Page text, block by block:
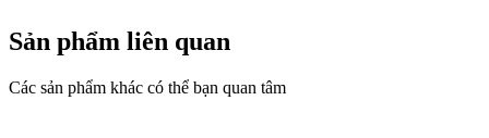
Sản phẩm liên quan
Các sản phẩm khác có thể bạn quan tâm